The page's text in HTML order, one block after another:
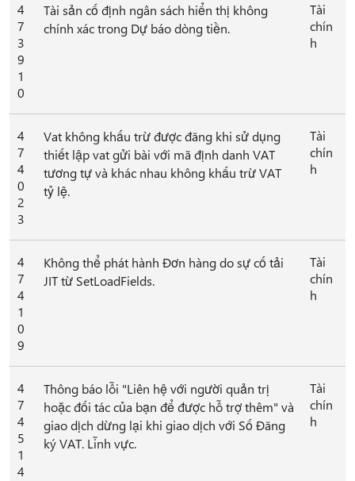
4
7
3
9
1
0
Tài sản cố định ngân sách hiển thị không
chính xác trong Dự báo dòng tiền.
Tài
chín
h
4
7
4
0
2
3
Vat không khấu trừ được đăng khi sử dụng
thiết lập vat gửi bài với mã định danh VAT
tương tự và khác nhau không khấu trừ VAT
tỷ lệ.
Tài
chín
h
4
7
4
1
0
9
Không thể phát hành Đơn hàng do sự cố tải
JIT từ SetLoadFields.
Tài
chín
h
4
7
4
5
1
4
Thông báo lỗi "Liên hệ với người quản trị
hoặc đối tác của bạn để được hỗ trợ thêm" và
giao dịch dừng lại khi giao dịch với Số Đăng
ký VAT. Lĩnh vực.
Tài
chín
h